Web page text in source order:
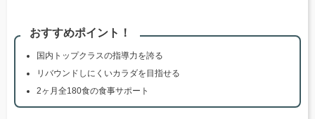
おすすめポイント！
国内トップクラスの指導力を誇る
リバウンドしにくいカラダを目指せる
2ヶ月全180食の食事サポート